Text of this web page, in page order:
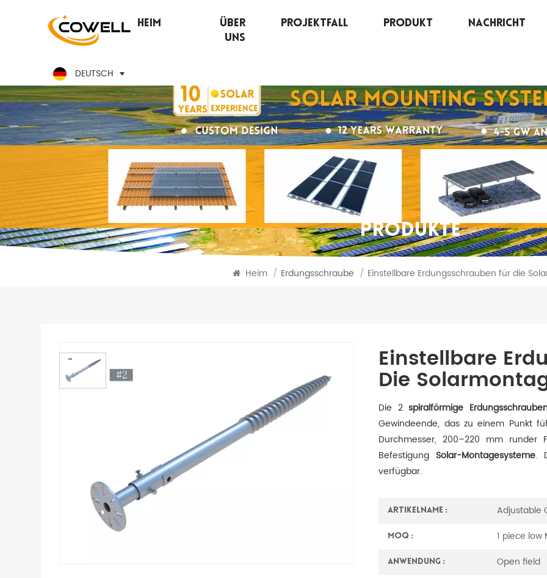
Heim
Über
Uns
Projektfall Produkt Nachricht
DEUTSCH
PRODUKTE
Heim / Erdungsschraube / Einstellbare Erdungsschrauben für die
Einstellbare
Die
Die 2spiralförmige
Gewindeende, das zu einem Punkt
Durchmesser, 200–220 mm
Befestigung Solar-Montagesysteme.
verfügbar.
Artikelname : Adjustable
MOQ : 1 piece low
Anwendung : Open field